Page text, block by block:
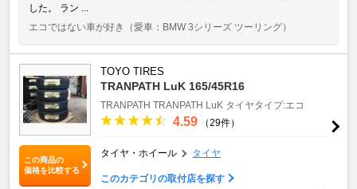
した。 ラン ...
エコではない車が好き
（愛車：BMW 3シリーズ ツーリング）
この商品の
価格を比較する
TOYO TIRES
TRANPATH LuK 165/45R16
TRANPATH TRANPATH LuK タイヤタイプ:エコ
4.59 （29件）
タイヤ・ホイール タイヤ
このカテゴリの取付店を探す